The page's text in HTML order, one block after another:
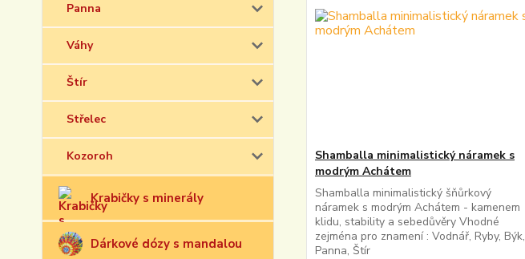
Panna
Váhy
Štír
Střelec
Kozoroh
Krabičky s minerály
Dárkové dózy s mandalou
Shamballa minimalistický náramek s
modrým Achátem
Shamballa minimalistický šňůrkový
náramek s modrým Achátem - kamenem
klidu, stability a sebedůvěry Vhodné
zejména pro znamení : Vodnář, Ryby, Býk,
Panna, Štír